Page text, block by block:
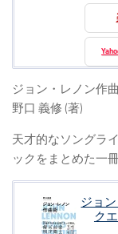
ジョン・レノン作
野口 義修 (著)
天才的なソングラ
ックをまとめた一冊
ジョ
ク